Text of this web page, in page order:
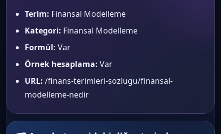
Terim: Finansal Modelleme
Kategori: Finansal Modelleme
Formül: Var
Örnek hesaplama: Var
URL: /finans-terimleri-sozlugu/finansal-
modelleme-nedir